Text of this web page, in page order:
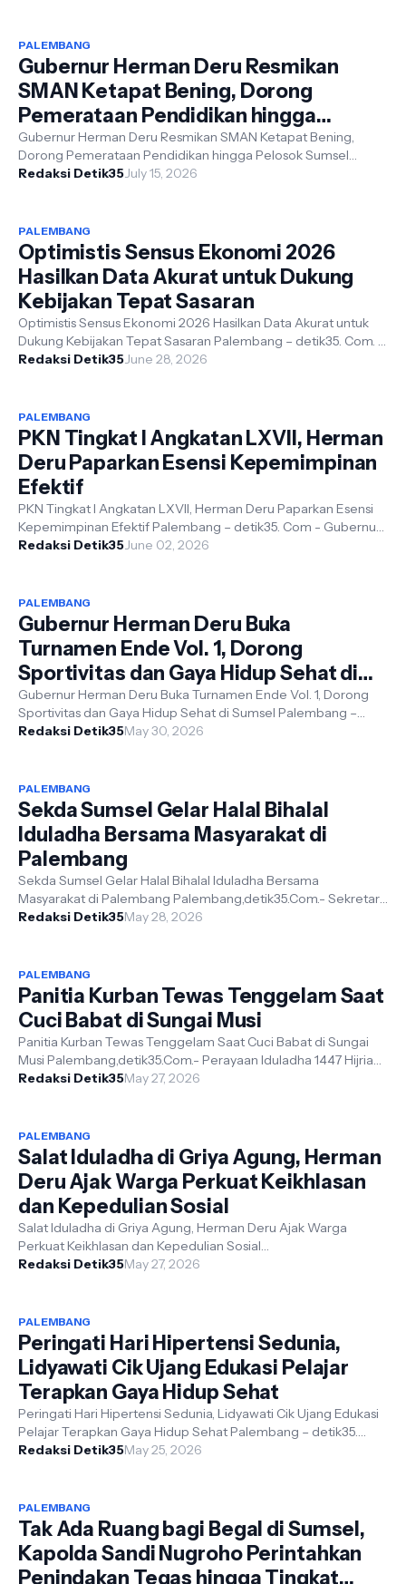
PALEMBANG
Gubernur Herman Deru Resmikan
SMAN Ketapat Bening, Dorong
Pemerataan Pendidikan hingga
Pelosok Sumsel
Gubernur Herman Deru Resmikan SMAN Ketapat Bening,
Dorong Pemerataan Pendidikan hingga Pelosok Sumsel
Muratara – detik35. Com - Gubernur S...
Redaksi Detik35July 15, 2026
PALEMBANG
Optimistis Sensus Ekonomi 2026
Hasilkan Data Akurat untuk Dukung
Kebijakan Tepat Sasaran
Optimistis Sensus Ekonomi 2026 Hasilkan Data Akurat untuk
Dukung Kebijakan Tepat Sasaran Palembang – detik35. Com. -
Gubernur menyatakan ...
Redaksi Detik35June 28, 2026
PALEMBANG
PKN Tingkat I Angkatan LXVII, Herman
Deru Paparkan Esensi Kepemimpinan
Efektif
PKN Tingkat I Angkatan LXVII, Herman Deru Paparkan Esensi
Kepemimpinan Efektif Palembang – detik35. Com - Gubernur
Sumatera Selatan, , mene...
Redaksi Detik35June 02, 2026
PALEMBANG
Gubernur Herman Deru Buka
Turnamen Ende Vol. 1, Dorong
Sportivitas dan Gaya Hidup Sehat di
Sumsel
Gubernur Herman Deru Buka Turnamen Ende Vol. 1, Dorong
Sportivitas dan Gaya Hidup Sehat di Sumsel Palembang –
detik35. Com - Gubernur Suma...
Redaksi Detik35May 30, 2026
PALEMBANG
Sekda Sumsel Gelar Halal Bihalal
Iduladha Bersama Masyarakat di
Palembang
Sekda Sumsel Gelar Halal Bihalal Iduladha Bersama
Masyarakat di Palembang Palembang,detik35.Com.- Sekretaris
Daerah Provinsi , bersama istr...
Redaksi Detik35May 28, 2026
PALEMBANG
Panitia Kurban Tewas Tenggelam Saat
Cuci Babat di Sungai Musi
Panitia Kurban Tewas Tenggelam Saat Cuci Babat di Sungai
Musi Palembang,detik35.Com.- Perayaan Iduladha 1447 Hijriah
di Kota Palembang beru...
Redaksi Detik35May 27, 2026
PALEMBANG
Salat Iduladha di Griya Agung, Herman
Deru Ajak Warga Perkuat Keikhlasan
dan Kepedulian Sosial
Salat Iduladha di Griya Agung, Herman Deru Ajak Warga
Perkuat Keikhlasan dan Kepedulian Sosial
Redaksi Detik35May 27, 2026
PALEMBANG
Peringati Hari Hipertensi Sedunia,
Lidyawati Cik Ujang Edukasi Pelajar
Terapkan Gaya Hidup Sehat
Peringati Hari Hipertensi Sedunia, Lidyawati Cik Ujang Edukasi
Pelajar Terapkan Gaya Hidup Sehat Palembang – detik35.
Com - Ketua Badan Ker...
Redaksi Detik35May 25, 2026
PALEMBANG
Tak Ada Ruang bagi Begal di Sumsel,
Kapolda Sandi Nugroho Perintahkan
Penindakan Tegas hingga Tingkat